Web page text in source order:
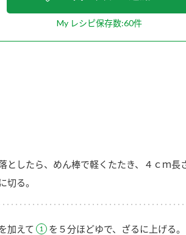
My レシピ保存数:60件
としたら、めん棒で軽くたたき、４ｃｍ長
切る。
加えて を５分ほどゆで、ざるに上げる。